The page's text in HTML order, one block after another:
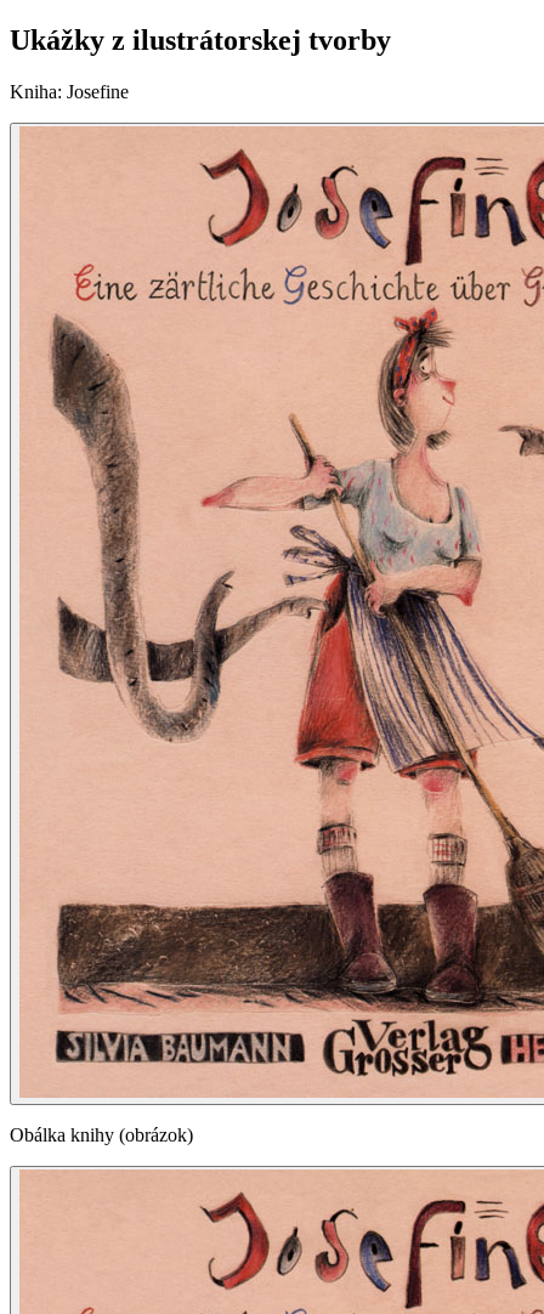
Ukážky z ilustrátorskej tvorby
Kniha: Josefine
Obálka knihy (obrázok)